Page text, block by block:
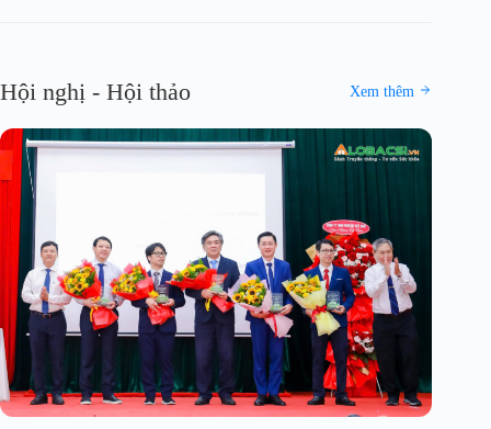
Hội nghị - Hội thảo Xem thêm